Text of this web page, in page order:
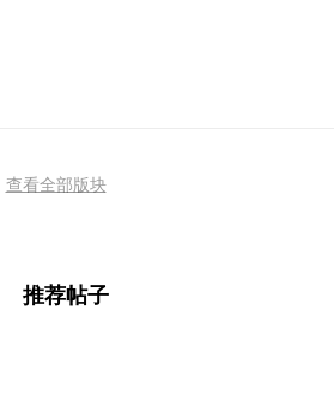
查看全部版块
推荐帖子